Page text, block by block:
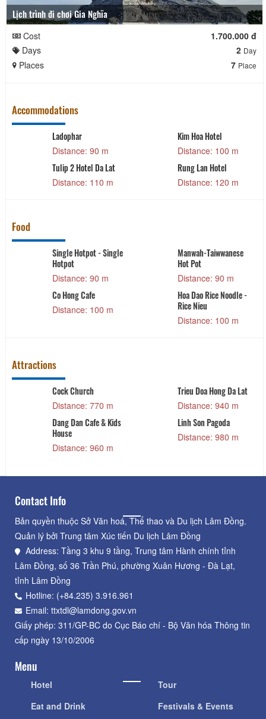
Lịch trình đi chơi Gia Nghĩa
Cost
1.700.000 đ
Days
2 Day
Places 7 Place
Accommodations
Ladophar
Distance: 90 m
Kim Hoa Hotel
Distance: 100 m
Tulip 2 Hotel Da Lat
Distance: 110 m
Rung Lan Hotel
Distance: 120 m
Food
Single Hotpot - Single
Hotpot
Distance: 90 m
Manwah-Taiwwanese
Hot Pot
Distance: 90 m
Co Hong Cafe
Distance: 100 m
Hoa Dao Rice Noodle -
Rice Nieu
Distance: 100 m
Attractions
Cock Church
Distance: 770 m
Trieu Doa Hong Da Lat
Distance: 940 m
Dang Dan Cafe & Kids
House
Distance: 960 m
Linh Son Pagoda
Distance: 980 m
Contact Info
Bản quyền thuộc Sở Văn hoá, Thể thao và Du lịch Lâm Đồng.
Quản lý bởi Trung tâm Xúc tiến Du lịch Lâm Đồng
Address: Tầng 3 khu 9 tầng, Trung tâm Hành chính tỉnh
Lâm Đồng, số 36 Trần Phú, phường Xuân Hương - Đà Lạt,
tỉnh Lâm Đồng
Hotline: (+84.235) 3.916.961
Email: ttxtdl@lamdong.gov.vn
Giấy phép: 311/GP-BC do Cục Báo chí - Bộ Văn hóa Thông tin
cấp ngày 13/10/2006
Menu
Hotel
Eat and Drink
Tour
Festivals & Events